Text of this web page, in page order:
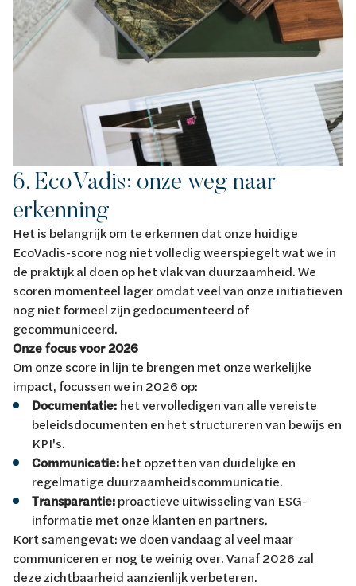
6. EcoVadis: onze weg naar
erkenning
Het is belangrijk om te erkennen dat onze huidige
EcoVadis-score nog niet volledig weerspiegelt wat we in
de praktijk al doen op het vlak van duurzaamheid. We
scoren momenteel lager omdat veel van onze initiatieven
nog niet formeel zijn gedocumenteerd of
gecommuniceerd.
Onze focus voor 2026
Om onze score in lijn te brengen met onze werkelijke
impact, focussen we in 2026 op:
Documentatie: het vervolledigen van alle vereiste
beleidsdocumenten en het structureren van bewijs en
KPI's.
Communicatie:het opzetten van duidelijke en
regelmatige duurzaamheidscommunicatie.
Transparantie:proactieve uitwisseling van ESG-
informatie met onze klanten en partners.
Kort samengevat: we doen vandaag al veel maar
communiceren er nog te weinig over. Vanaf 2026 zal
deze zichtbaarheid aanzienlijk verbeteren.